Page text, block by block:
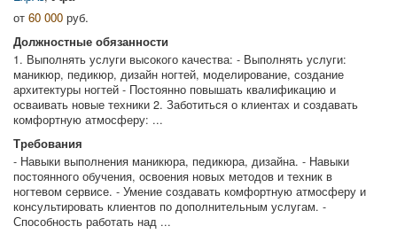
от 60 000 руб.
Должностные обязанности
1. Выполнять услуги высокого качества: - Выполнять услуги:
маникюр, педикюр, дизайн ногтей, моделирование, создание
архитектуры ногтей - Постоянно повышать квалификацию и
осваивать новые техники 2. Заботиться о клиентах и создавать
комфортную атмосферу: ...
Требования
- Навыки выполнения маникюра, педикюра, дизайна. - Навыки
постоянного обучения, освоения новых методов и техник в
ногтевом сервисе. - Умение создавать комфортную атмосферу и
консультировать клиентов по дополнительным услугам. -
Способность работать над ...